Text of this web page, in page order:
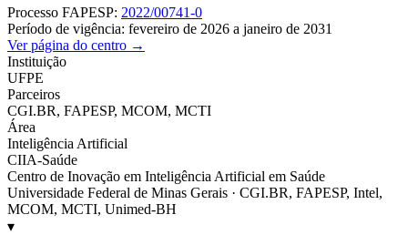
Processo FAPESP: 2022/00741-0
Período de vigência: fevereiro de 2026 a janeiro de 2031
Ver página do centro →
Instituição
UFPE
Parceiros
CGI.BR, FAPESP, MCOM, MCTI
Área
Inteligência Artificial
CIIA-Saúde
Centro de Inovação em Inteligência Artificial em Saúde
Universidade Federal de Minas Gerais · CGI.BR, FAPESP, Intel,
MCOM, MCTI, Unimed-BH
▾